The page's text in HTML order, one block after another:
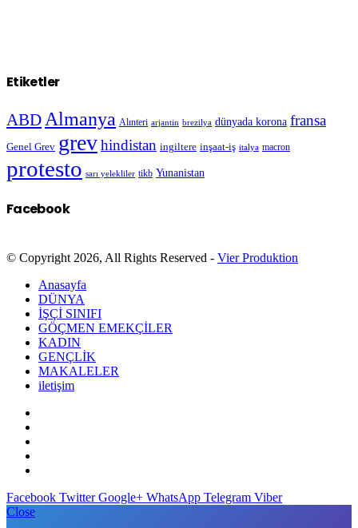
Etiketler
ABD Almanya Alınteri arjantin brezilya dünyada korona fransa
Genel Grev grevhindistan ingiltere inşaat-iş italya macron
protesto sarı yelekliler tikb Yunanistan
Facebook
© Copyright 2026, All Rights Reserved - Vier Produktion
Anasayfa
DÜNYA
İŞÇİ SINIFI
GÖÇMEN EMEKÇİLER
KADIN
GENÇLİK
MAKALELER
iletişim
Facebook Twitter Google+ WhatsApp Telegram Viber
Close